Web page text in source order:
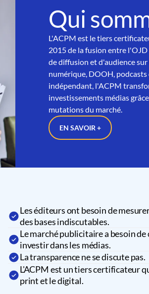
Qui
L'ACPM est le tiers
2015 de la fusion entre
de diffusion et d'audience
numérique, DOOH,
indépendant, l'ACPM
investissements médias
mutations du marché.
EN SAVOIR +
Les éditeurs ont besoin de
des bases indiscutables.
Le marché publicitaire a besoin
investir dans les médias.
La transparence ne se discute pas.
L'ACPM est un tiers certificateur
print et le digital.